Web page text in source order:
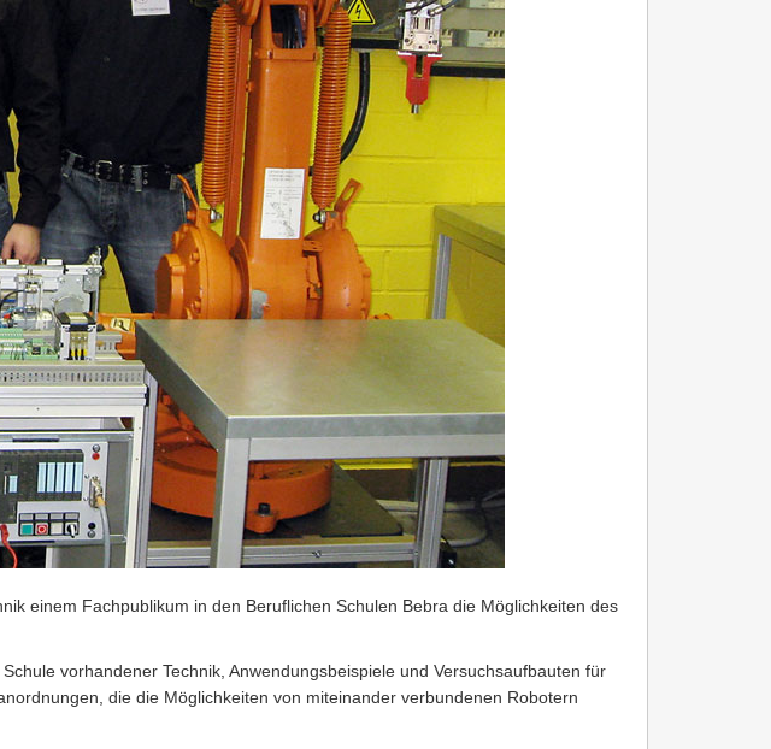
einem Fachpublikum in den Beruflichen Schulen Bebra die Möglichkeiten des
vorhandener Technik, Anwendungsbeispiele und Versuchsaufbauten für
die die Möglichkeiten von miteinander verbundenen Robotern